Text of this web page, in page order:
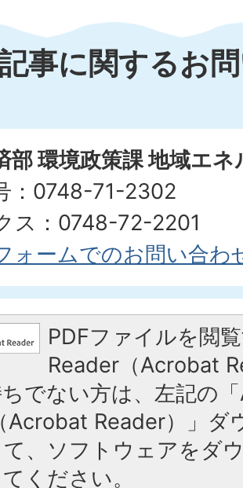
事に関するお
部 環境政策課 地域エ
：0748-71-2302
ス：0748-72-2201
ォームでのお問い合わ
PDFファイルを閲
Reader（Acrobat
でない方は、左記の
Acrobat Reader）」ダ
て、ソフトウェアをダ
ください。